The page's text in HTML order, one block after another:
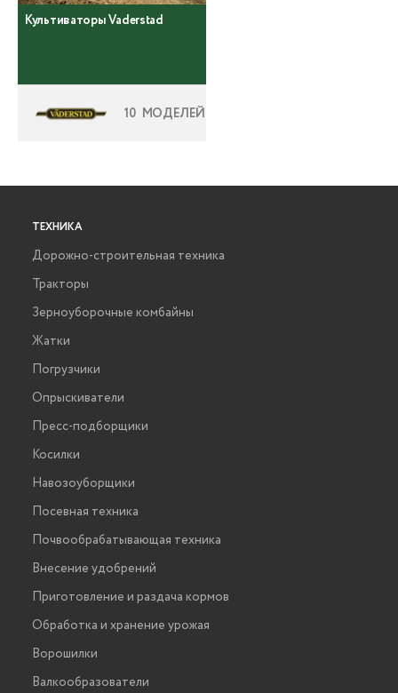
Культиваторы Vaderstad
10 МОДЕЛЕЙ
ТЕХНИКА
Дорожно-строительная техника
Тракторы
Зерноуборочные комбайны
Жатки
Погрузчики
Опрыскиватели
Пресс-подборщики
Косилки
Навозоуборщики
Посевная техника
Почвообрабатывающая техника
Внесение удобрений
Приготовление и раздача кормов
Обработка и хранение урожая
Ворошилки
Валкообразователи